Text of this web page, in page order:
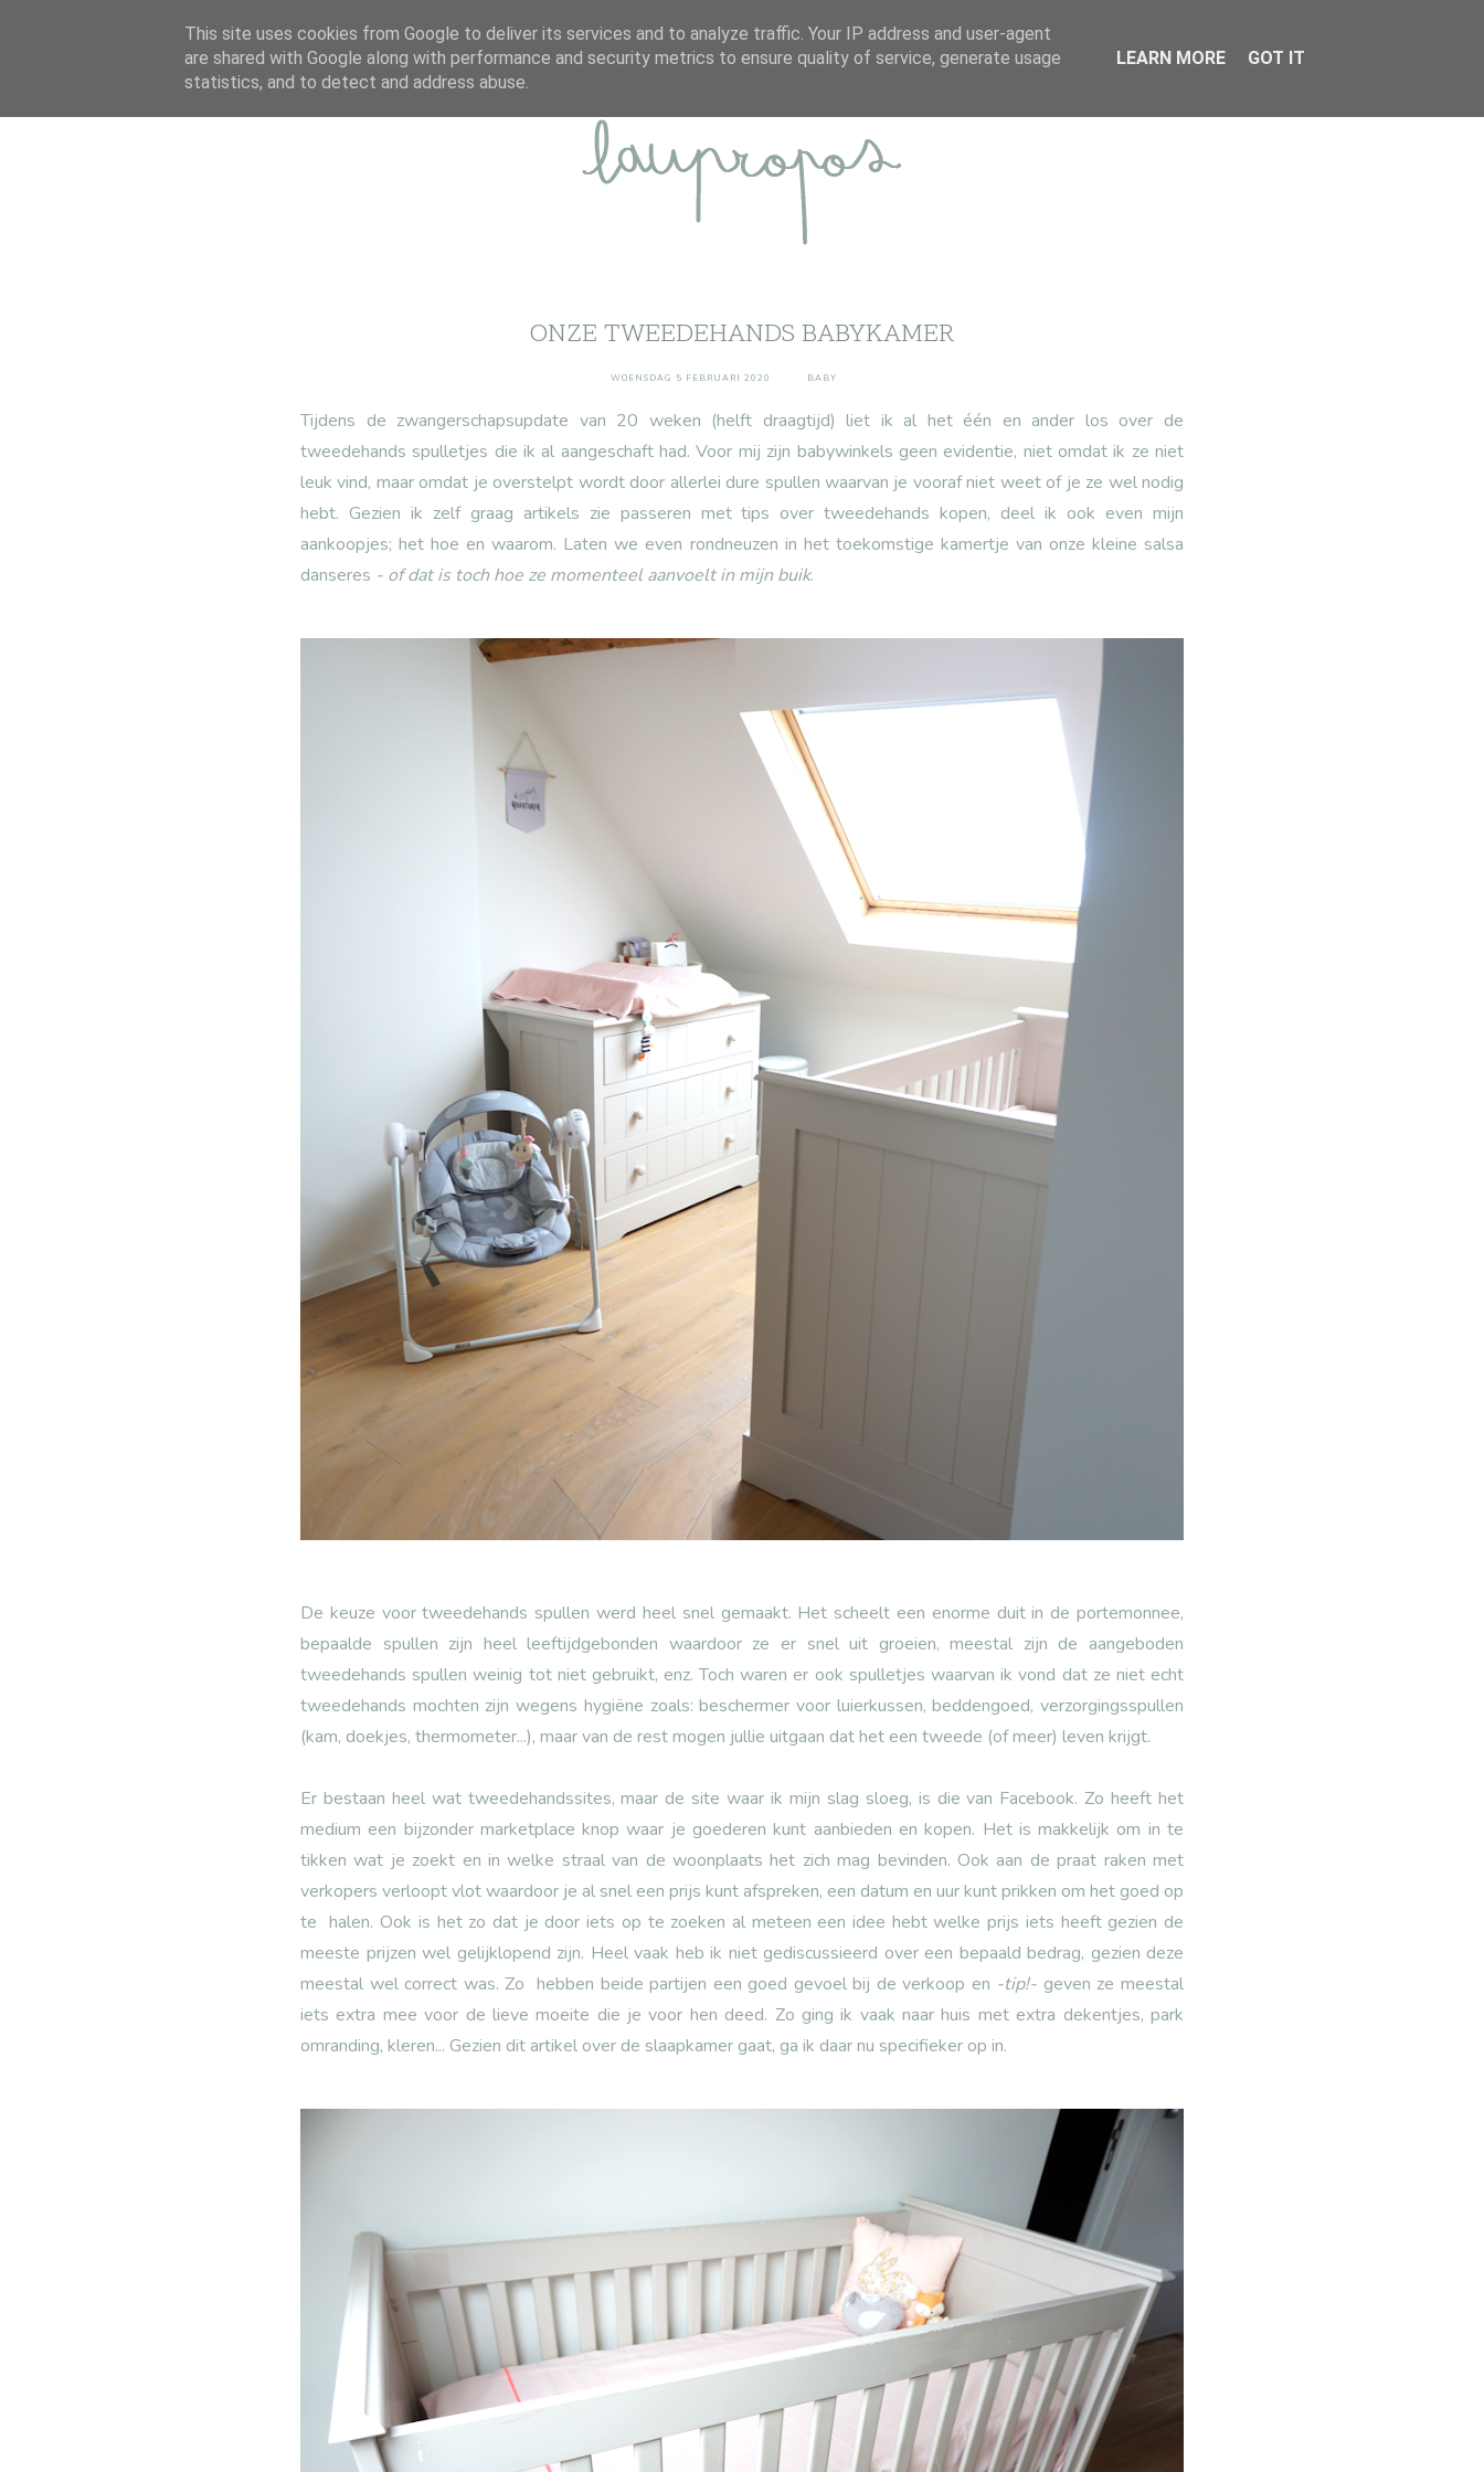
ABOUT DISCLAIMER CONTACT
ONZE TWEEDEHANDS BABYKAMER
WOENSDAG 5 FEBRUARI 2020 BABY
Tijdens de zwangerschapsupdate van 20 weken (helft draagtijd) liet ik al het één en ander los over de
tweedehands spulletjes die ik al aangeschaft had. Voor mij zijn babywinkels geen evidentie, niet omdat ik ze niet
leuk vind, maar omdat je overstelpt wordt door allerlei dure spullen waarvan je vooraf niet weet of je ze wel nodig
hebt. Gezien ik zelf graag artikels zie passeren met tips over tweedehands kopen, deel ik ook even mijn
aankoopjes; het hoe en waarom. Laten we even rondneuzen in het toekomstige kamertje van onze kleine salsa
danseres - of dat is toch hoe ze momenteel aanvoelt in mijn buik.
De keuze voor tweedehands spullen werd heel snel gemaakt. Het scheelt een enorme duit in de portemonnee,
bepaalde spullen zijn heel leeftijdgebonden waardoor ze er snel uit groeien, meestal zijn de aangeboden
tweedehands spullen weinig tot niet gebruikt, enz. Toch waren er ook spulletjes waarvan ik vond dat ze niet echt
tweedehands mochten zijn wegens hygiëne zoals: beschermer voor luierkussen, beddengoed, verzorgingsspullen
(kam, doekjes, thermometer...), maar van de rest mogen jullie uitgaan dat het een tweede (of meer) leven krijgt.
Er bestaan heel wat tweedehandssites, maar de site waar ik mijn slag sloeg, is die van Facebook. Zo heeft het
medium een bijzonder marketplace knop waar je goederen kunt aanbieden en kopen. Het is makkelijk om in te
tikken wat je zoekt en in welke straal van de woonplaats het zich mag bevinden. Ook aan de praat raken met
verkopers verloopt vlot waardoor je al snel een prijs kunt afspreken, een datum en uur kunt prikken om het goed op
te halen. Ook is het zo dat je door iets op te zoeken al meteen een idee hebt welke prijs iets heeft gezien de
meeste prijzen wel gelijklopend zijn. Heel vaak heb ik niet gediscussieerd over een bepaald bedrag, gezien deze
meestal wel correct was. Zo hebben beide partijen een goed gevoel bij de verkoop en -tip!- geven ze meestal
iets extra mee voor de lieve moeite die je voor hen deed. Zo ging ik vaak naar huis met extra dekentjes, park
omranding, kleren... Gezien dit artikel over de slaapkamer gaat, ga ik daar nu specifieker op in.
This site uses cookies from Google to deliver its services and to analyze traffic. Your IP address and user-agent
are shared with Google along with performance and security metrics to ensure quality of service, generate usage
statistics, and to detect and address abuse.
LEARN MORE GOT IT